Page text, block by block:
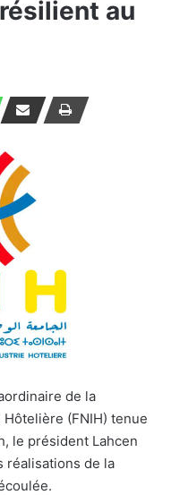
au
de la
(FNIH) tenue
le président Lahcen
réalisations de la